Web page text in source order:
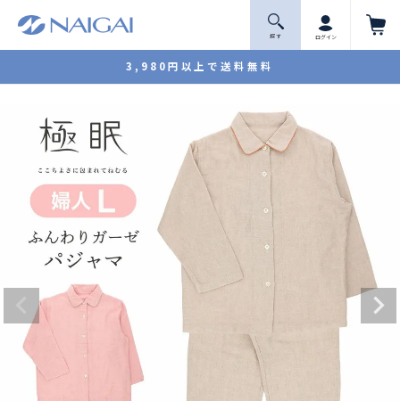
3,980円以上で送料無料
探 す ログイン